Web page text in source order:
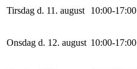
Tirsdag d. 11. august 10:00-17:00
Onsdag d. 12. august 10:00-17:00